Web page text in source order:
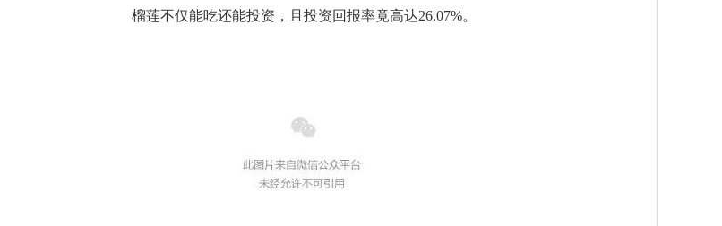
榴莲不仅能吃还能投资，且投资回报率竟高达26.07%。